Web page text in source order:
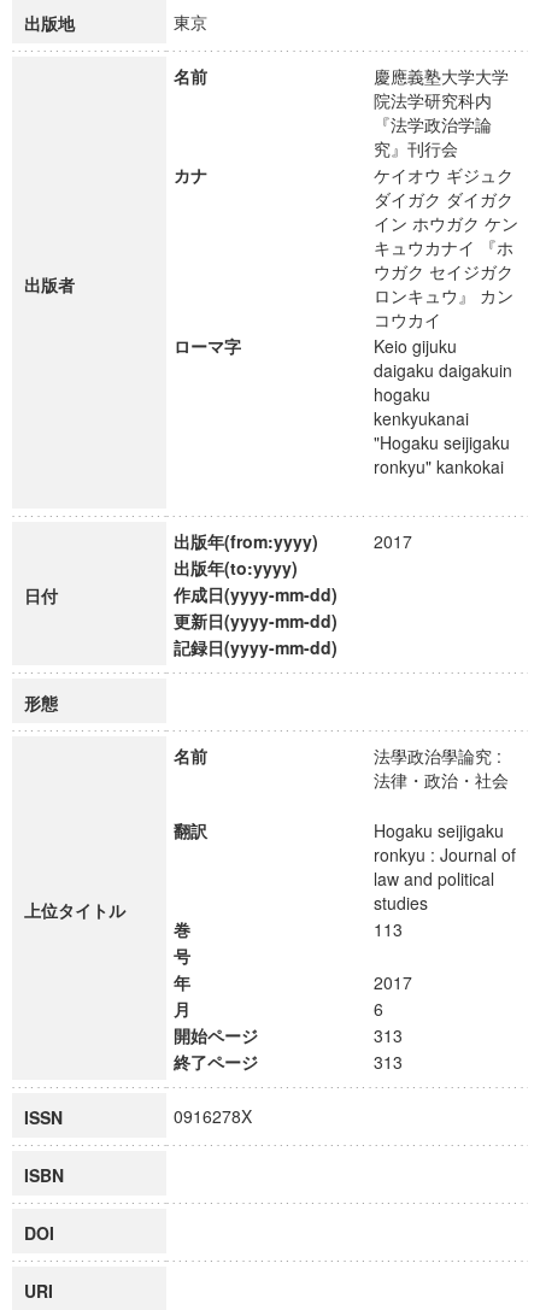
出版地 東京
出版者
名前
慶應義塾大学大学
院法学研究科内
『法学政治学論
究』刊行会
カナ
ケイオウ ギジュク
ダイガク ダイガク
イン ホウガク ケン
キュウカナイ 『ホ
ウガク セイジガク
ロンキュウ』 カン
コウカイ
ローマ字
Keio gijuku
daigaku daigakuin
hogaku
kenkyukanai
"Hogaku seijigaku
ronkyu" kankokai
日付
出版年(from:yyyy)
2017
出版年(to:yyyy)
作成日(yyyy-mm-dd)
更新日(yyyy-mm-dd)
記録日(yyyy-mm-dd)
形態
上位タイトル
名前
法學政治學論究 :
法律・政治・社会
翻訳
Hogaku seijigaku
ronkyu : Journal of
law and political
studies
巻
113
号
年
2017
月
6
開始ページ
313
終了ページ
313
ISSN 0916278X
ISBN
DOI
URI